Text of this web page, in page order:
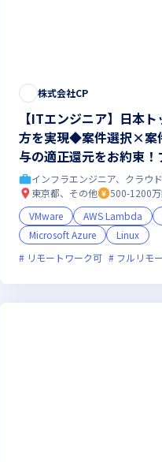
新規立ち上げ 新技術に積極的
株式会社CP
【ITエンジニア】日本
方を実現◆案件選択×案
与の適正還元をお約束
均残業6.2h／年休130日
インフラエンジニア、クラウ
東京都、その他
500-1200
VMware
AWS Lambda
Microsoft Azure
Linux
リモートワーク可
フルリモ